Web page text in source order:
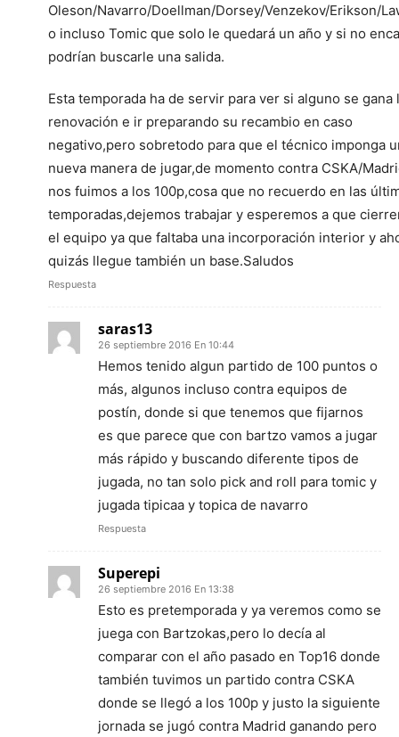
Oleson/Navarro/Doellman/Dorsey/Venzekov/Erikson/
o incluso Tomic que solo le quedará un año y si no
podrían buscarle una salida.
Esta temporada ha de servir para ver si alguno se gana
renovación e ir preparando su recambio en caso
negativo,pero sobretodo para que el técnico imponga
nueva manera de jugar,de momento contra CSKA/
nos fuimos a los 100p,cosa que no recuerdo en las
temporadas,dejemos trabajar y esperemos a que
el equipo ya que faltaba una incorporación interior y
quizás llegue también un base.Saludos
Respuesta
saras13
26 septiembre 2016 En 10:44
Hemos tenido algun partido de 100 puntos o
más, algunos incluso contra equipos de
postín, donde si que tenemos que fijarnos
es que parece que con bartzo vamos a jugar
más rápido y buscando diferente tipos de
jugada, no tan solo pick and roll para tomic y
jugada tipicaa y topica de navarro
Respuesta
Superepi
26 septiembre 2016 En 13:38
Esto es pretemporada y ya veremos como se
juega con Bartzokas,pero lo decía al
comparar con el año pasado en Top16 donde
también tuvimos un partido contra CSKA
donde se llegó a los 100p y justo la siguiente
jornada se jugó contra Madrid ganando pero